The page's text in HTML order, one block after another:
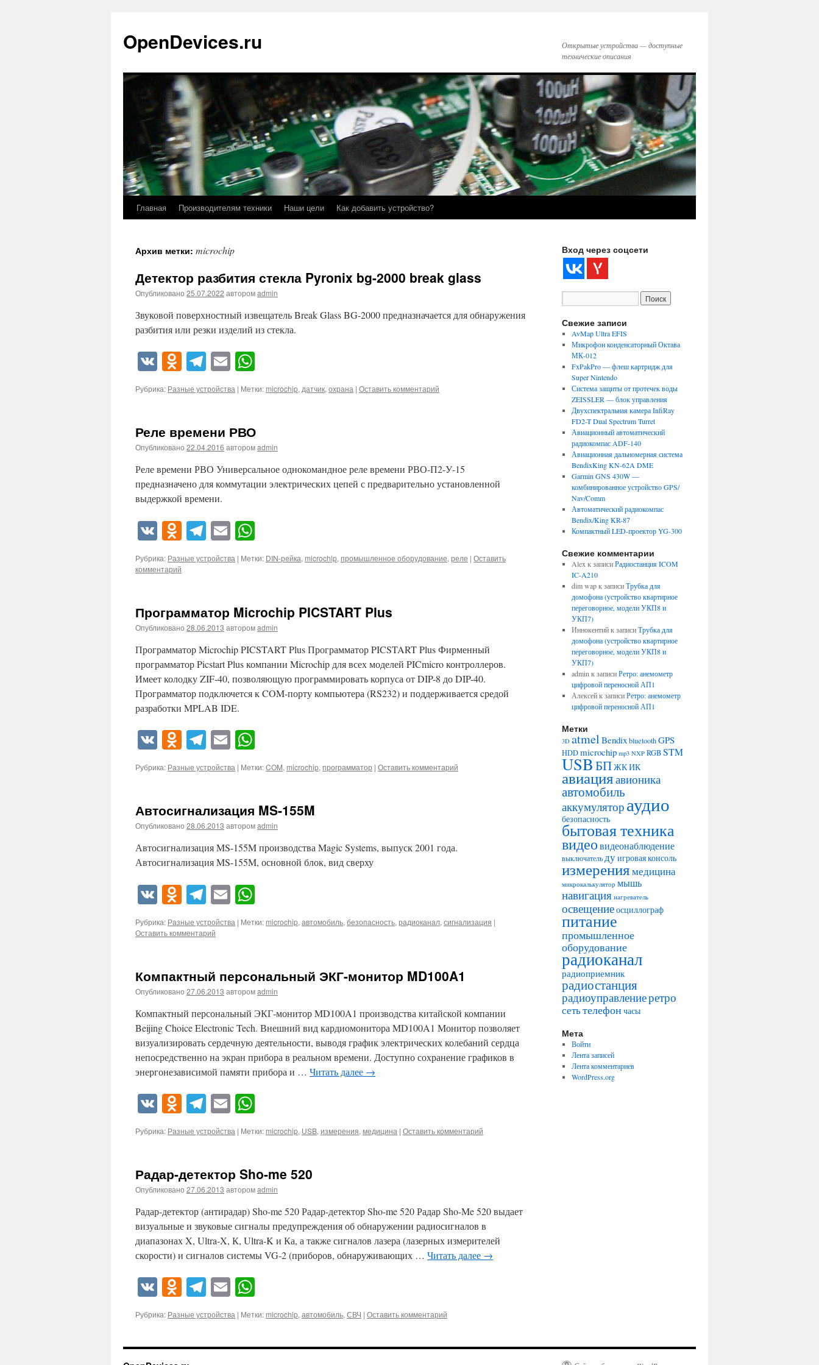
содержимому
OpenDevices.ru
Открытые устройства — доступные
технические описания
Главная Производителям техники Наши цели Как добавить устройство?
Архив метки: microchip
Детектор разбития стекла Pyronix bg-2000 break glass
Опубликовано 25.07.2022 авторомadmin
Звуковой поверхностный извещатель Break Glass BG-2000 предназначается для обнаружения
разбития или резки изделий из стекла.
VKOdnoklassniki
Telegram
Email
Рубрика: Разные устройства | Метки: microchip,датчик,охрана | Оставить комментарий
Реле времени РВО
Опубликовано 22.04.2016 авторомadmin
Реле времени РВО Универсальное однокомандное реле времени РВО-П2-У-15
предназначено для коммутации электрических цепей с предварительно установленной
выдержкой времени.
VKOdnoklassniki
Telegram
Email
Рубрика: Разные устройства | Метки: DIN-рейка, microchip, промышленное оборудование, реле | Оставить
комментарий
Программатор Microchip PICSTART Plus
Опубликовано 28.06.2013 авторомadmin
Программатор Microchip PICSTART Plus Программатор PICSTART Plus Фирменный
программатор Picstart Plus компании Microchip для всех моделей PICmicro контроллеров.
Имеет колодку ZIF-40, позволяющую программировать корпуса от DIP-8 до DIP-40.
Программатор подключется к COM-порту компьютера (RS232) и поддерживается cредой
разработки MPLAB IDE.
VKOdnoklassniki
Telegram
Email
Рубрика: Разные устройства | Метки:COM, microchip, программатор | Оставить комментарий
Автосигнализация MS-155M
Опубликовано 28.06.2013 авторомadmin
Автосигнализация MS-155M производства Magic Systems, выпуск 2001 года.
Автосигнализация MS-155M, основной блок, вид сверху
VKOdnoklassniki
Telegram
Email
Рубрика: Разные устройства | Метки: microchip, автомобиль, безопасность, радиоканал, сигнализация |
Оставить комментарий
Компактный персональный ЭКГ-монитор MD100A1
Опубликовано 27.06.2013 авторомadmin
Компактный персональный ЭКГ-монитор MD100A1 производства китайской компании
Beijing Choice Electronic Tech. Внешний вид кардиомонитора MD100A1 Монитор позволяет
визуализировать сердечную деятельности, выводя график электрических колебаний сердца
непосредственно на экран прибора в реальном времени. Доступно сохранение графиков в
энергонезависимой памяти прибора и … Читать далее →
VKOdnoklassniki
Telegram
Email
Рубрика: Разные устройства | Метки: microchip, USB, измерения, медицина | Оставить комментарий
Радар-детектор Sho-me 520
Опубликовано 27.06.2013 авторомadmin
Радар-детектор (антирадар) Sho-me 520 Радар-детектор Sho-me 520 Радар Sho-Me 520 выдает
визуальные и звуковые сигналы предупреждения об обнаружении радиосигналов в
диапазонах X, Ultra-X, К, Ultra-K и Ка, а также сигналов лазера (лазерных измерителей
скорости) и сигналов системы VG-2 (приборов, обнаруживающих … Читать далее →
VKOdnoklassniki
Telegram
Email
Рубрика: Разные устройства | Метки: microchip,автомобиль,СВЧ | Оставить комментарий
Вход через соцсети
Свежие записи
AvMap Ultra EFIS
Микрофон конденсаторный Октава
МК-012
FxPakPro — флеш картридж для
Super Nintendo
Система защиты от протечек воды
ZEISSLER — блок управления
Двухспектральная камера InfiRay
FD2-T Dual Spectrum Turret
Авиационный автоматический
радиокомпас ADF-140
Авиационная дальномерная система
BendixKing KN-62A DME
Garmin GNS 430W —
комбинированное устройство GPS/
Nav/Comm
Автоматический радиокомпас
Bendix/King KR-87
Компактный LED-проектор YG-300
Свежие комментарии
Alex к записиРадиостанция ICOM
IC-A210
dim wapк записиТрубка для
домофона (устройство квартирное
переговорное, модели УКП8 и
УКП7)
Иннокентийк записиТрубка для
домофона (устройство квартирное
переговорное, модели УКП8 и
УКП7)
admin к записиРетро: анемометр
цифровой переносной АП1
Алексейк записиРетро: анемометр
цифровой переносной АП1
Метки
3D atmel BendixbluetoothGPS
HDDmicrochip mp3 NXP RGBSTM
USBБПЖКИК
авиацияавионика
автомобиль
аккумулятор аудио
безопасность
бытовая техника
видеовидеонаблюдение
выключательдуигровая консоль
измерениямедицина
микрокалькулятор мышь
навигация нагреватель
освещениеосциллограф
питание
промышленное
оборудование
радиоканал
радиоприемник
радиостанция
радиоуправлениеретро
сетьтелефон часы
Мета
Войти
Лента записей
Лента комментариев
WordPress.org